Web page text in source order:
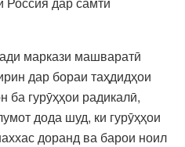
маркази машваратӣ
дар бораи таҳдидҳои
ба гурӯҳҳои радикалӣ,
дода шуд, ки гурӯҳҳои
доранд ва барои ноил